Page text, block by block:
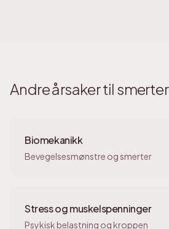
Andre årsaker til smerter
Biomekanikk
Bevegelsesmønstre og smerter
Stress og muskelspenninger
Psykisk belastning og kroppen